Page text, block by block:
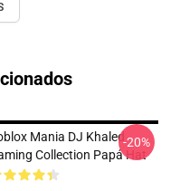
Mania DJ Khaled
Collection Papá Hat
-20%